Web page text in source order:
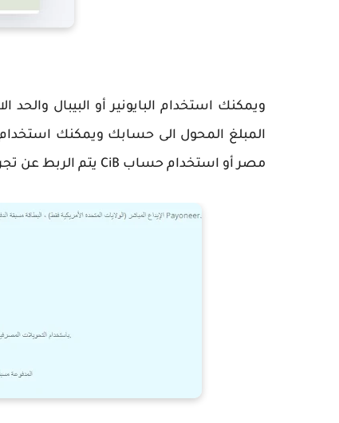
مصر أو استخدام حساب CiB يتم الربط عن تجربة شخصية بحساب البيبال أو بايونيرز.